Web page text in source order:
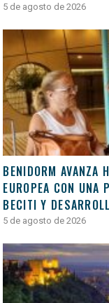
5 de agosto de 2026
BENIDORM AVANZA
EUROPEA CON UNA
BECITI Y
5 de agosto de 2026